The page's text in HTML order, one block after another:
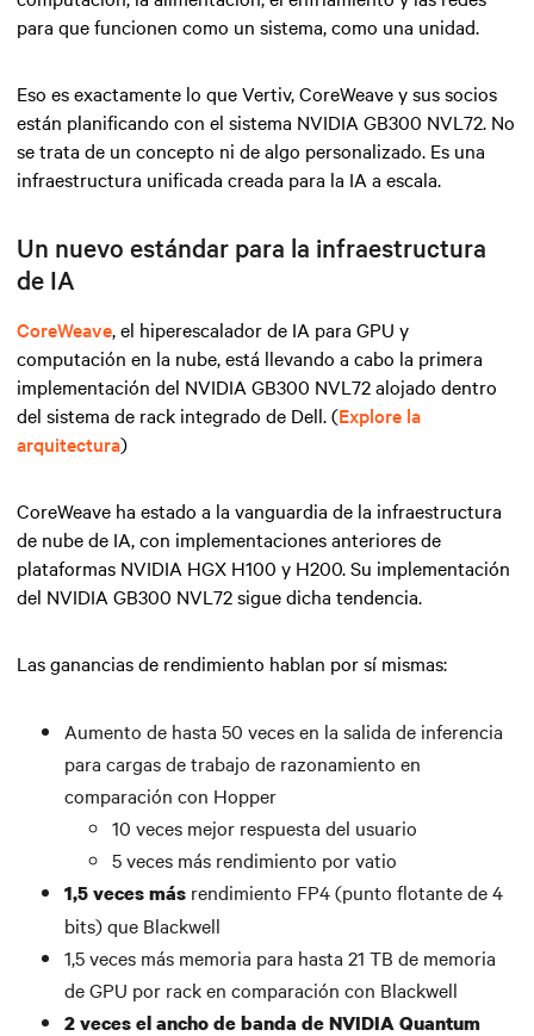
para que funcionen como un sistema, como una unidad.
Eso es exactamente lo que Vertiv, CoreWeave y sus socios
están planificando con el sistema NVIDIA GB300 NVL72. No
se trata de un concepto ni de algo personalizado. Es una
infraestructura unificada creada para la IA a escala.
Un nuevo estándar para la infraestructura
de IA
CoreWeave, el hiperescalador de IA para GPU y
computación en la nube, está llevando a cabo la primera
implementación del NVIDIA GB300 NVL72 alojado dentro
del sistema de rack integrado de Dell. (Explore la
arquitectura)
CoreWeave ha estado a la vanguardia de la infraestructura
de nube de IA, con implementaciones anteriores de
plataformas NVIDIA HGX H100 y H200. Su implementación
del NVIDIA GB300 NVL72 sigue dicha tendencia.
Las ganancias de rendimiento hablan por sí mismas:
Aumento de hasta 50 veces en la salida de inferencia
para cargas de trabajo de razonamiento en
comparación con Hopper
10 veces mejor respuesta del usuario
5 veces más rendimiento por vatio
1,5 veces más rendimiento FP4 (punto flotante de 4
bits) que Blackwell
1,5 veces más memoria para hasta 21 TB de memoria
de GPU por rack en comparación con Blackwell
2 veces el ancho de banda de NVIDIA Quantum